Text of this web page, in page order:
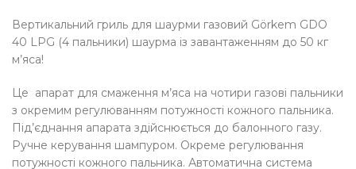
Вертикальний гриль для шаурми газовий Görkem GDO
40 LPG (4 пальники) шаурма із завантаженням до 50 кг
м’яса!
Це апарат для смаження м’яса на чотири газові пальники
з окремим регулюванням потужності кожного пальника.
Під’єднання апарата здійснюється до балонного газу.
Ручне керування шампуром. Окреме регулювання
потужності кожного пальника. Автоматична система